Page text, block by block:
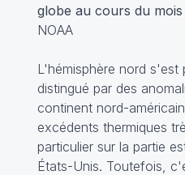
globe au cours du
NOAA
L'hémisphère nord s'est
distingué par des
continent nord-
excédents thermiques
particulier sur la partie
États-Unis. Toutefois,